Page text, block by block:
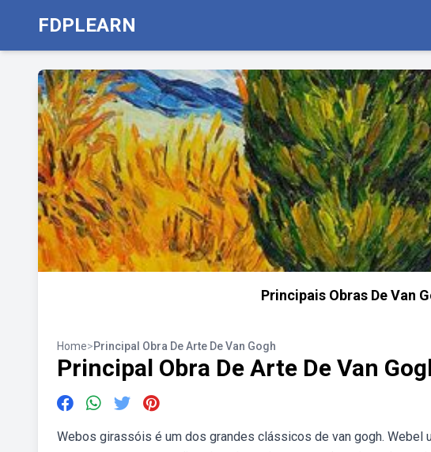
FDPLEARN
Principais Obras De Van
Home>Principal Obra De Arte De Van Gogh
Principal Obra De Arte De Van
Webos girassóis é um dos grandes clássicos de van gogh. Webel